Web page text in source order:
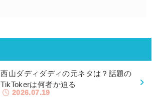
西山ダディダディの元ネタは？話題の
TikTokerは何者か迫る
2026.07.19